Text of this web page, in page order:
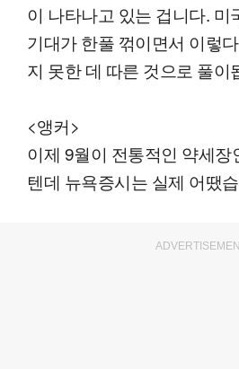
이 나타나고 있는 겁니다. 미
기대가 한풀 꺾이면서 이렇
지 못한 데 따른 것으로 풀이
<앵커>
이제 9월이 전통적인 약세
텐데 뉴욕증시는 실제 어땠